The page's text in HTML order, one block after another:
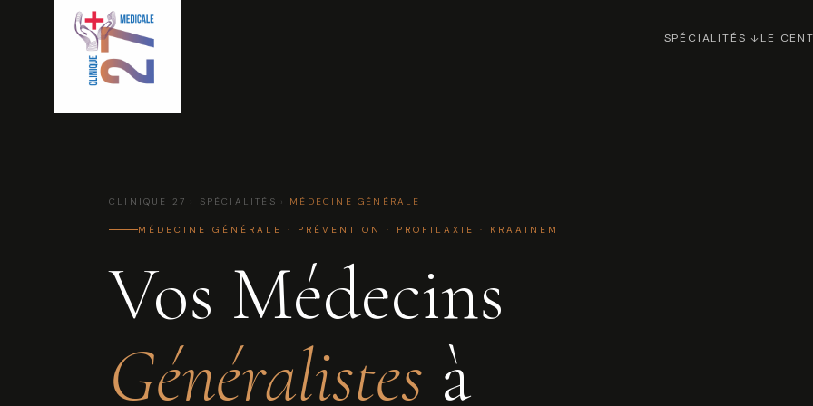
SPÉCIALITÉS LE
CLINIQUE 27 › SPÉCIALITÉS › MÉDECINE GÉNÉRALE
MÉDECINE GÉNÉRALE · PRÉVENTION · PROFILAXIE · KRAAINEM
Vos Médecins
Généralistes à